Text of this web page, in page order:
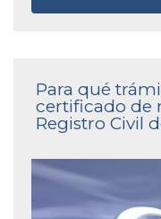
Para qué
certificado de
Registro Civil